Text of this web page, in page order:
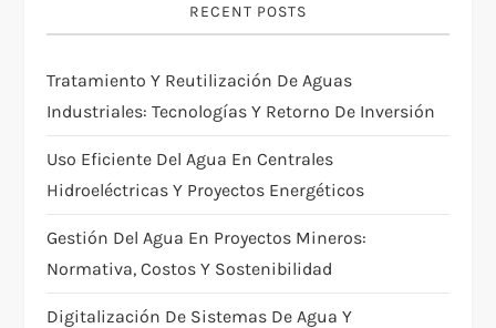
a
t
i
o
n
RECENT POSTS
Tratamiento Y Reutilización De Aguas
Industriales: Tecnologías Y Retorno De Inversión
Uso Eficiente Del Agua En Centrales
Hidroeléctricas Y Proyectos Energéticos
Gestión Del Agua En Proyectos Mineros:
Normativa, Costos Y Sostenibilidad
Digitalización De Sistemas De Agua Y